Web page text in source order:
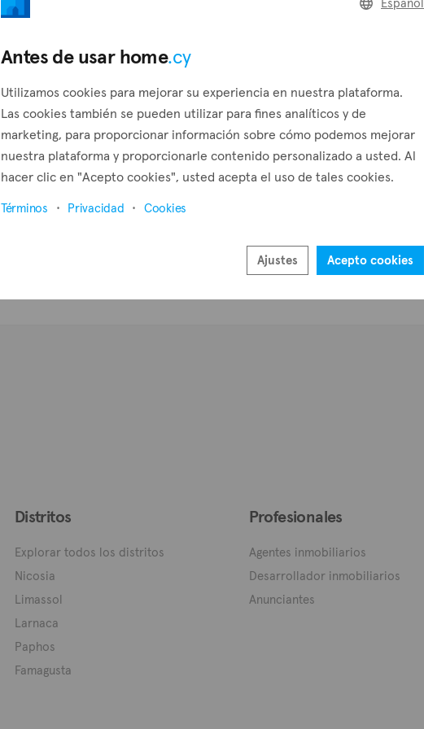
Crear una alerta
Distritos
Explorar todos los distritos
Nicosia
Limassol
Larnaca
Paphos
Famagusta
Profesionales
Agentes inmobiliarios
Desarrollador inmobiliarios
Anunciantes
Antes de usar home.cy
Utilizamos cookies para mejorar su experiencia en nuestra plataforma.
Las cookies también se pueden utilizar para fines analíticos y de
marketing, para proporcionar información sobre cómo podemos mejorar
nuestra plataforma y proporcionarle contenido personalizado a usted. Al
hacer clic en "Acepto cookies", usted acepta el uso de tales cookies.
Términos Privacidad Cookies
Ajustes Acepto cookies